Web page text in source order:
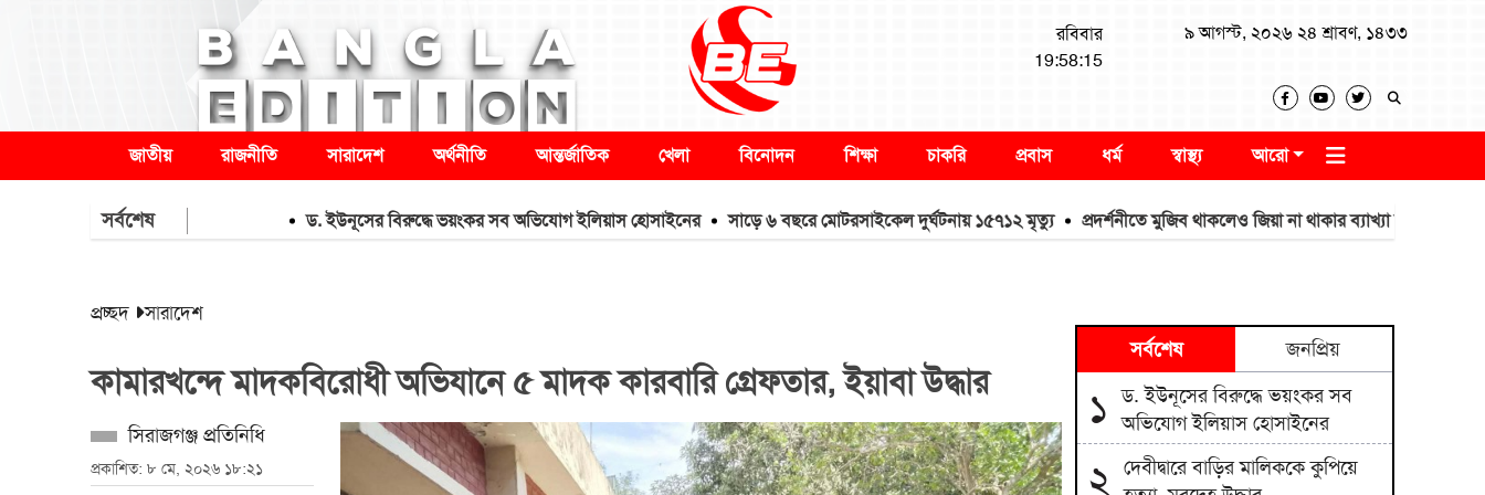
রবিবার
19:58:16
৯ আগস্ট, ২০২৬ ২৪ শ্রাবণ, ১৪৩৩
জাতীয় রাজনীতি সারাদেশ অর্থনীতি আন্তর্জাতিক খেলা বিনোদন শিক্ষা চাকরি প্রবাস ধর্ম স্বাস্থ্য আরো
সর্বশেষ ড. ইউনূসের বিরুদ্ধে ভয়ংকর সব অভিযোগ ইলিয়াস হোসাইনের সাড়ে ৬ বছরে মোটরসাইকেল দুর্ঘটনায় ১৫৭১২ মৃত্যু প্রদর্শনীতে মুজিব থাকলেও জিয়া না থাকার ব্যাখ্যা দিলেন জামায়াত আমির
প্রচ্ছদ সারাদেশ
কামারখন্দে মাদকবিরোধী অভিযানে ৫ মাদক কারবারি গ্রেফতার, ইয়াবা উদ্ধার
সিরাজগঞ্জ প্রতিনিধি
প্রকাশিত: ৮ মে, ২০২৬ ১৮:২১
সর্বশেষ জনপ্রিয়
১ ড. ইউনূসের বিরুদ্ধে ভয়ংকর সব
অভিযোগ ইলিয়াস হোসাইনের
২ দেবীদ্বারে বাড়ির মালিককে কুপিয়ে